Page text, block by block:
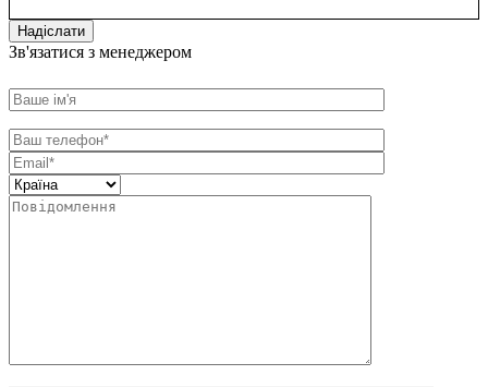
Зв'язатися з менеджером